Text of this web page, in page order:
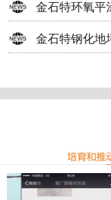
金石特环氧平
金石特钢化地